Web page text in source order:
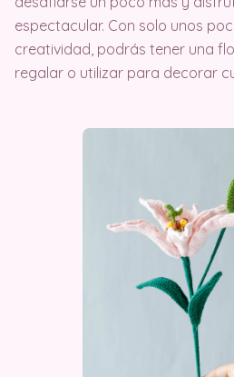
espectacular. Con solo unos
creatividad, podrás tener una
regalar o utilizar para decorar